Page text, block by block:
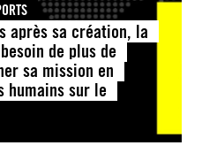
après sa création, la
de plus de
sa mission en
humains sur le